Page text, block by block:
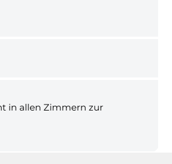
in allen Zimmern zur